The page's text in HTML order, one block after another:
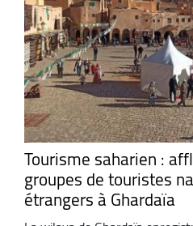
Tourisme saharien :
groupes de touristes
étrangers à Ghardaïa